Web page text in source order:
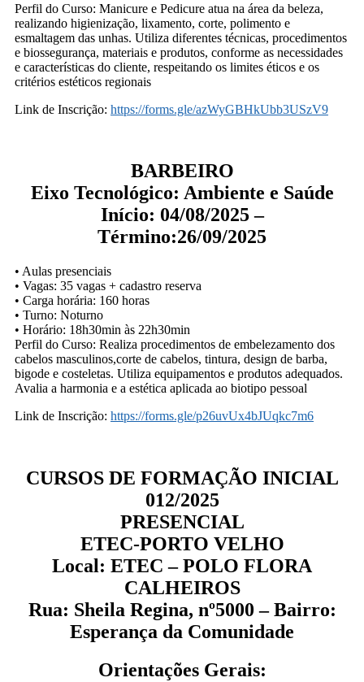
Perfil do Curso: Manicure e Pedicure atua na área da beleza,
realizando higienização, lixamento, corte, polimento e
esmaltagem das unhas. Utiliza diferentes técnicas, procedimentos
e biossegurança, materiais e produtos, conforme as necessidades
e características do cliente, respeitando os limites éticos e os
critérios estéticos regionais
Link de Inscrição: https://forms.gle/azWyGBHkUbb3USzV9
BARBEIRO
Eixo Tecnológico: Ambiente e Saúde
Início: 04/08/2025 –
Término:26/09/2025
• Aulas presenciais
• Vagas: 35 vagas + cadastro reserva
• Carga horária: 160 horas
• Turno: Noturno
• Horário: 18h30min às 22h30min
Perfil do Curso: Realiza procedimentos de embelezamento dos
cabelos masculinos,corte de cabelos, tintura, design de barba,
bigode e costeletas. Utiliza equipamentos e produtos adequados.
Avalia a harmonia e a estética aplicada ao biotipo pessoal
Link de Inscrição: https://forms.gle/p26uvUx4bJUqkc7m6
CURSOS DE FORMAÇÃO INICIAL
012/2025
PRESENCIAL
ETEC-PORTO VELHO
Local: ETEC – POLO FLORA
CALHEIROS
Rua: Sheila Regina, nº5000 – Bairro:
Esperança da Comunidade
Orientações Gerais: